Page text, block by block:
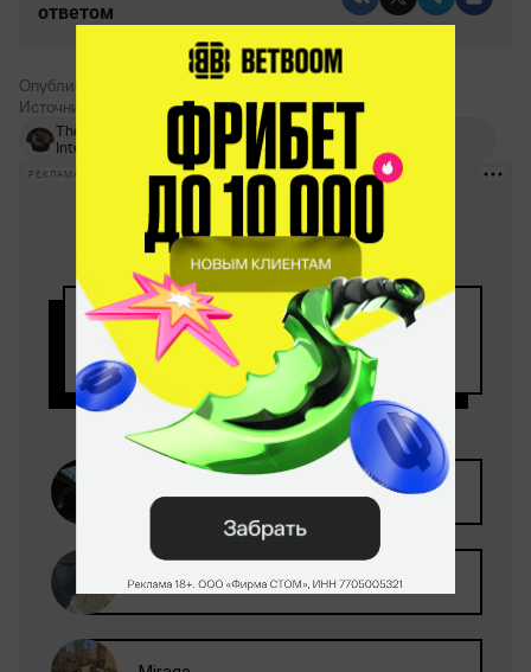
ответом
Опубликовал:
Кирилл Новокщенов
Источник:
канал JotM
The
International
Егор «Jotm»
Сурков
РЕКЛАМА • BETBOOM.RU